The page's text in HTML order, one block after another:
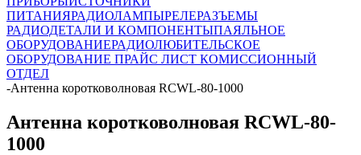
ПИТАНИЯРАДИОЛАМПЫРЕЛЕРАЗЪЕМЫ
РАДИОДЕТАЛИ И КОМПОНЕНТЫПАЯЛЬНОЕ
ОБОРУДОВАНИЕРАДИОЛЮБИТЕЛЬСКОЕ
ОБОРУДОВАНИЕ ПРАЙС ЛИСТ КОМИССИОННЫЙ
ОТДЕЛ
-Антенна коротковолновая RCWL-80-1000
Антенна коротковолновая RCWL-80-
1000